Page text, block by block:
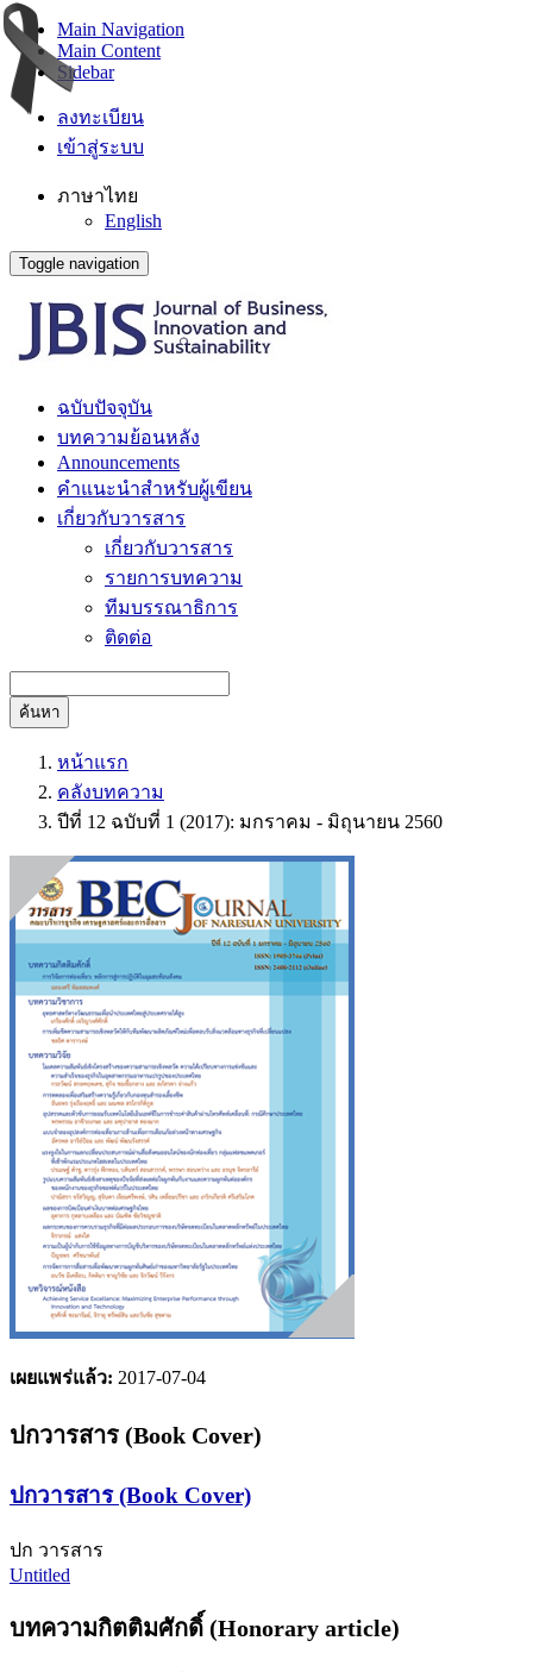
Main Navigation
Main Content
Sidebar
ลงทะเบียน
เข้าสู่ระบบ
ภาษาไทย
English
Toggle navigation
ฉบับปัจจุบัน
บทความย้อนหลัง
Announcements
คำแนะนำสำหรับผู้เขียน
เกี่ยวกับวารสาร
เกี่ยวกับวารสาร
รายการบทความ
ทีมบรรณาธิการ
ติดต่อ
ค้นหา
หน้าแรก
คลังบทความ
ปีที่ 12 ฉบับที่ 1 (2017): มกราคม - มิถุนายน 2560
เผยแพร่แล้ว: 2017-07-04
ปกวารสาร (Book Cover)
ปกวารสาร (Book Cover)
ปก วารสาร
Untitled
บทความกิตติมศักดิ์ (Honorary article)